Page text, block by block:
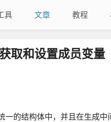
具 文章 教程
取和设置成员变量
的结构体中，并且在生成